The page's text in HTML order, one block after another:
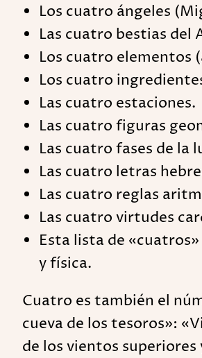
Los cuatro ángeles
Las cuatro bestias del
Los cuatro elementos
Los cuatro
Las cuatro estaciones.
Las cuatro figuras
Las cuatro fases de la
Las cuatro letras
Las cuatro reglas
Las cuatro virtudes
Esta lista de
y física.
Cuatro es también el
cueva de los tesoros»:
de los vientos